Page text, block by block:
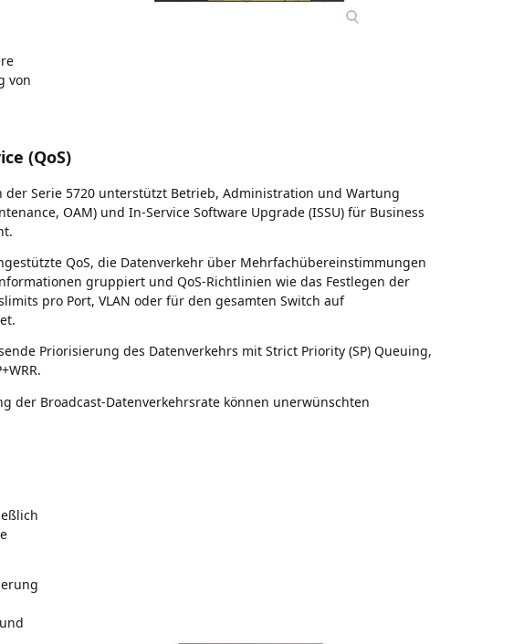
von
(QoS)
der Serie 5720 unterstützt Betrieb, Administration und Wartung
OAM) und In-Service Software Upgrade (ISSU) für Business
QoS, die Datenverkehr über Mehrfachübereinstimmungen
gruppiert und QoS-Richtlinien wie das Festlegen der
pro Port, VLAN oder für den gesamten Switch auf
Priorisierung des Datenverkehrs mit Strict Priority (SP) Queuing,
der Broadcast-Datenverkehrsrate können unerwünschten